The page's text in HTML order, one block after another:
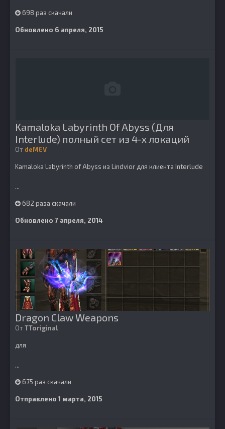
698 раз скачали
Обновлено 6 апреля, 2015
Kamaloka Labyrinth Of Abyss (Для
Interlude) полный сет из 4-х локаций
От deMEV
Kamaloka Labyrinth of Abyss из Lindvior для клиента Interlude
...
682 раза скачали
Обновлено 7 апреля, 2014
Dragon Claw Weapons
ОтTToriginal
для
...
675 раз скачали
Отправлено1 марта, 2015